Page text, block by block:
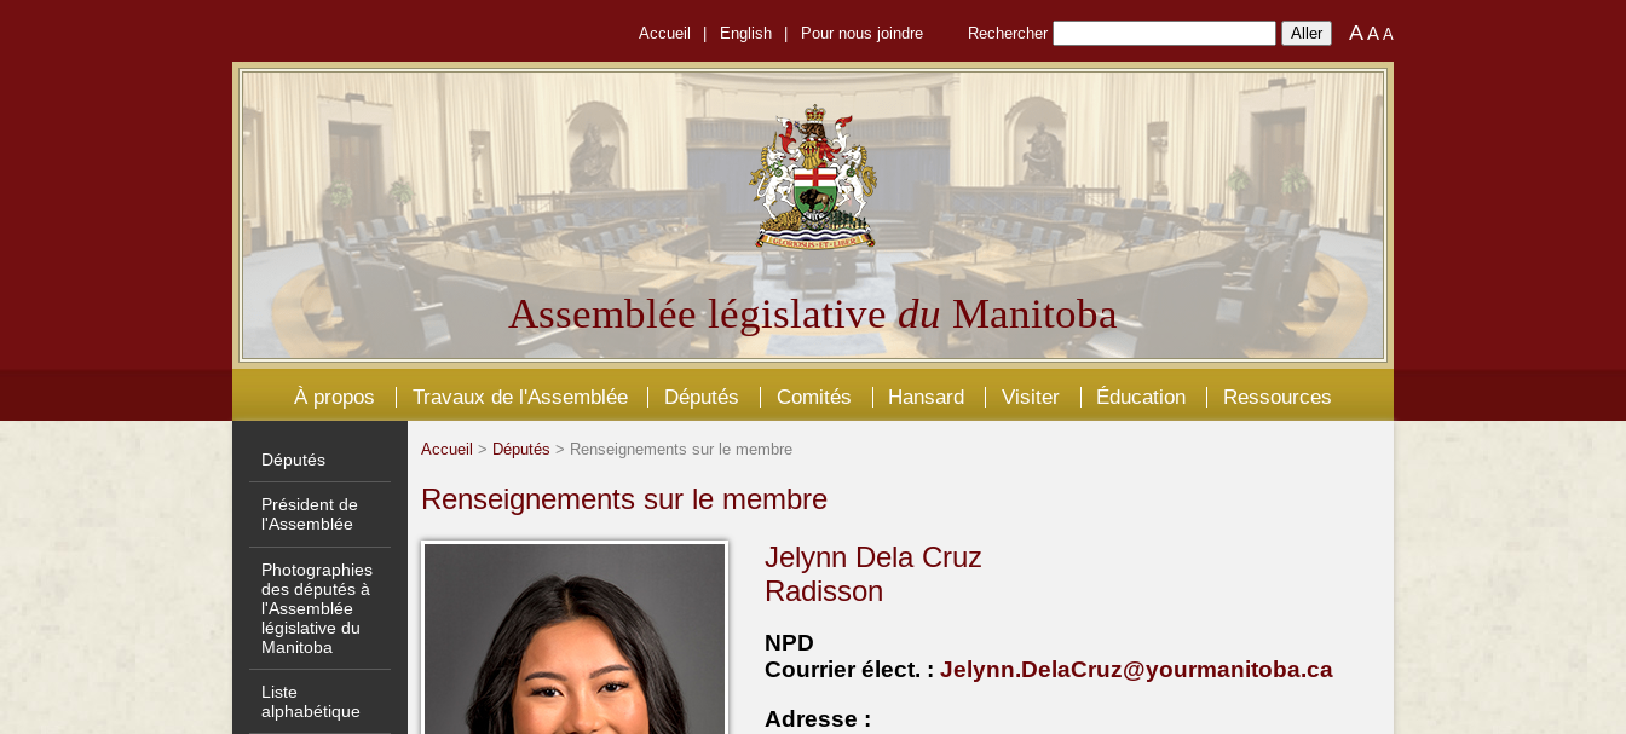
Accueil English Pour nous joindre Rechercher AA A
Assemblée législativedu Manitoba
À propos Travaux de l'Assemblée Députés Comités Hansard Visiter Éducation Ressources
Députés
Président de
l'Assemblée
Photographies
des députés à
l'Assemblée
législative du
Manitoba
Liste
alphabétique
Accueil > Députés > Renseignements sur le membre
Renseignements sur le membre
Jelynn Dela Cruz
Radisson
NPD
Courrierélect. : Jelynn.DelaCruz@yourmanitoba.ca
Adresse :